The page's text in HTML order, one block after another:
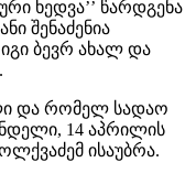
ხედვა’’ წარდგენა
შენაძენია
ბევრ ახალ და
და რომელ სადაო
14 აპრილის
ისაუბრა.